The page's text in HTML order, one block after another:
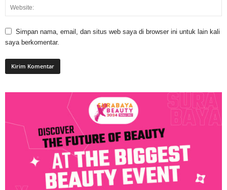
Simpan nama, email, dan situs web saya di browser ini untuk lain kali
saya berkomentar.